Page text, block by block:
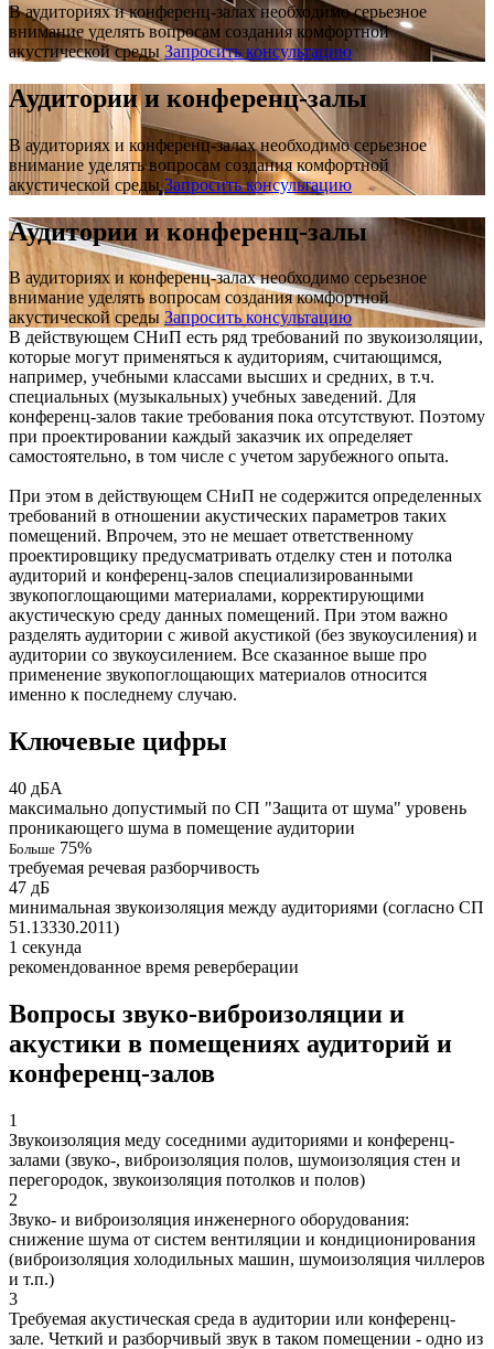
В аудиториях и конференц-залах необходимо серьезное
внимание уделять вопросам создания комфортной
акустической среды Запросить консультацию
Аудитории и конференц-залы
В аудиториях и конференц-залах необходимо серьезное
внимание уделять вопросам создания комфортной
акустической средыЗапросить консультацию
Аудитории и конференц-залы
В аудиториях и конференц-залах необходимо серьезное
внимание уделять вопросам создания комфортной
акустической среды Запросить консультацию
В действующем СНиП есть ряд требований по звукоизоляции,
которые могут применяться к аудиториям, считающимся,
например, учебными классами высших и средних, в т.ч.
специальных (музыкальных) учебных заведений. Для
конференц-залов такие требования пока отсутствуют. Поэтому
при проектировании каждый заказчик их определяет
самостоятельно, в том числе с учетом зарубежного опыта.
При этом в действующем СНиП не содержится определенных
требований в отношении акустических параметров таких
помещений. Впрочем, это не мешает ответственному
проектировщику предусматривать отделку стен и потолка
аудиторий и конференц-залов специализированными
звукопоглощающими материалами, корректирующими
акустическую среду данных помещений. При этом важно
разделять аудитории с живой акустикой (без звукоусиления) и
аудитории со звукоусилением. Все сказанное выше про
применение звукопоглощающих материалов относится
именно к последнему случаю.
Ключевые цифры
40 дБА
максимально допустимый по СП "Защита от шума" уровень
проникающего шума в помещение аудитории
Больше 75%
требуемая речевая разборчивость
47 дБ
минимальная звукоизоляция между аудиториями (согласно СП
51.13330.2011)
1 секунда
рекомендованное время реверберации
Вопросы звуко-виброизоляции и
акустики в помещениях аудиторий и
конференц-залов
1
Звукоизоляция меду соседними аудиториями и конференц-
залами (звуко-, виброизоляция полов, шумоизоляция стен и
перегородок, звукоизоляция потолков и полов)
2
Звуко- и виброизоляция инженерного оборудования:
снижение шума от систем вентиляции и кондиционирования
(виброизоляция холодильных машин, шумоизоляция чиллеров
и т.п.)
3
Требуемая акустическая среда в аудитории или конференц-
зале. Четкий и разборчивый звук в таком помещении - одно из